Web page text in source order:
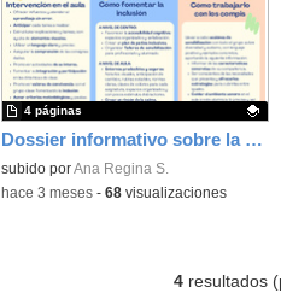
Dossier informativo sobre la comprensión y atención al alumnado TEA
Contenido educativo.
subido porAna Regina S.
4 páginas
-hace 3 meses- 68visualizaciones
4resultados